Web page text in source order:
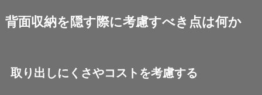
背面収納を隠す際に考慮すべき点は何か
取り出しにくさやコストを考慮する